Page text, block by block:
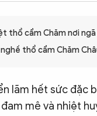
thổ cẩm Chăm nơi
thổ cẩm Chăm
lãm hết sức đặc
mê và nhiệt